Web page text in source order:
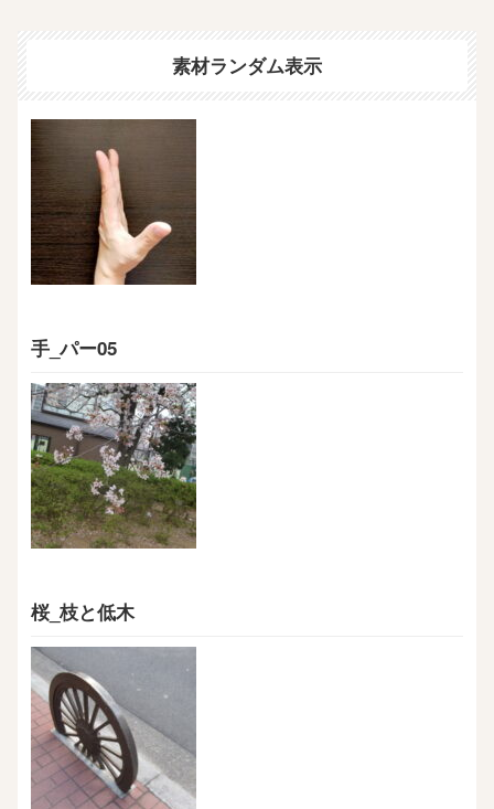
素材ランダム表示
手_パー05
桜_枝と低木